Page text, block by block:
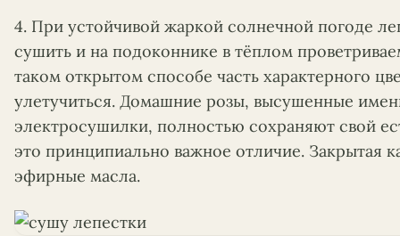
4. При устойчивой жаркой солнечной погоде
сушить и на подоконнике в тёплом
таком открытом способе часть характерного
улетучиться. Домашние розы, высушенные
электросушилки, полностью сохраняют свой
это принципиально важное отличие. Закрытая
эфирные масла.